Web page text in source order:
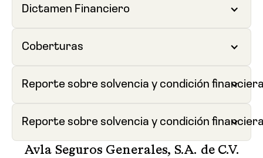
Dictamen Financiero
Coberturas
Reporte sobre solvencia y condición
Reporte sobre solvencia y condición
Avla Seguros Generales, S.A. de C.V.